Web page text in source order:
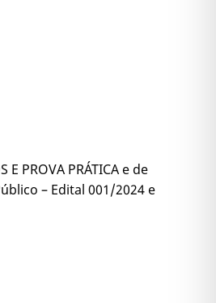
PROVA PRÁTICA e de
– Edital 001/2024 e